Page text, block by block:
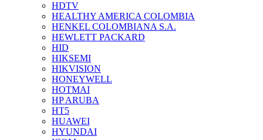
HDTV
HEALTHY AMERICA COLOMBIA
HENKEL COLOMBIANA S.A.
HEWLETT PACKARD
HID
HIKSEMI
HIKVISION
HONEYWELL
HOTMAI
HP ARUBA
HT5
HUAWEI
HYUNDAI